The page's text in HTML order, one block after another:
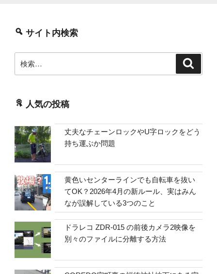
サイト内検索
索:
人気の投稿
丈夫なチェーンロックやU字ロックをどう
持ち運ぶか問題
黄色いセンターラインでも自転車を抜い
てOK？2026年4月の新ルール、実はみん
なが誤解している3つのこと
ドラレコ ZDR-015 の前後カメラ2映像を
別々のファイルに分離する方法